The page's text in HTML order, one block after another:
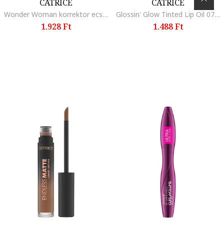
CATRICE
Wonder Woman korrektor ecset, 1 db
1.928 Ft
CATRICE
Glossin' Glow Tinted Lip Oil 070 színezett ajakolaj, 4 ml
1.488 Ft